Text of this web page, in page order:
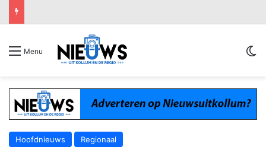
Menu
Hoofdnieuws Regionaal